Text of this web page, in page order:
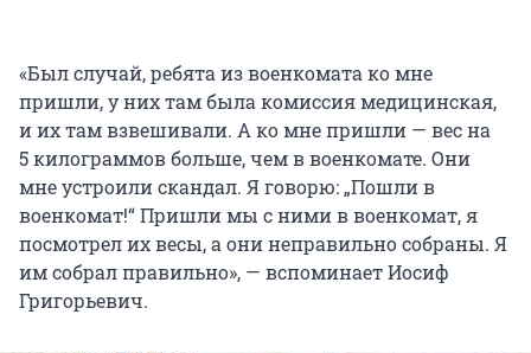
«Был случай, ребята из военкомата ко мне
пришли, у них там была комиссия медицинская,
и их там взвешивали. А ко мне пришли — вес на
5 килограммов больше, чем в военкомате. Они
мне устроили скандал. Я говорю: „Пошли в
военкомат!“ Пришли мы с ними в военкомат, я
посмотрел их весы, а они неправильно собраны. Я
им собрал правильно», — вспоминает Иосиф
Григорьевич.